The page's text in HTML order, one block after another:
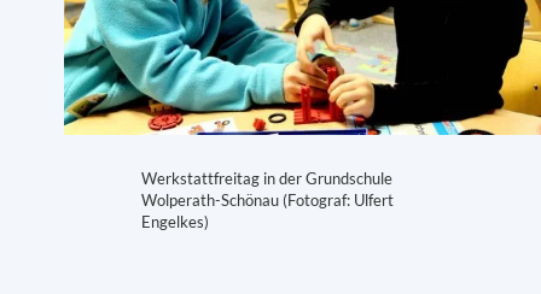
Werkstattfreitag in der Grundschule
Wolperath-Schönau (Fotograf: Ulfert
Engelkes)